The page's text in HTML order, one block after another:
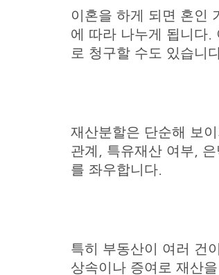
이혼을 하게 되면 혼인
에 따라 나누게 됩니다.
로 청구할 수도 있습니
재산분할은 단순해 보
관계, 특유재산 여부,
를 좌우합니다.
특히 부동산이 여러 건
상속이나 증여로 재산